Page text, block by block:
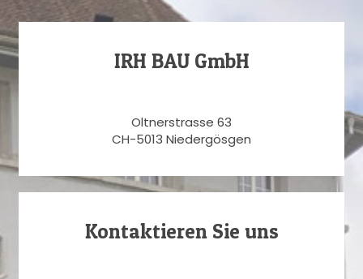
IRH BAU GmbH
Oltnerstrasse 63
CH-5013 Niedergösgen
Kontaktieren Sie uns